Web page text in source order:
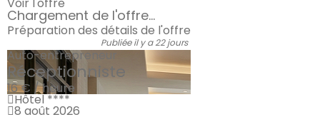
Chargement de l'offre...
Préparation des détails de l'offre
Publiée il y a 22 jours
Auto-entrepreneur
Réceptionniste
16 € / heure
Hôtel ****
8 août 2026